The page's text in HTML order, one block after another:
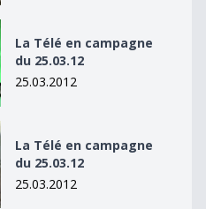
La Télé en campagne
du 25.03.12
25.03.2012
La Télé en campagne
du 25.03.12
25.03.2012